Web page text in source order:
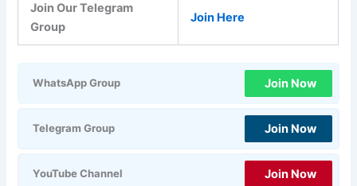
Join Our Telegram
Group
Join Here
WhatsApp Group Join Now
Telegram Group Join Now
YouTube Channel Join Now